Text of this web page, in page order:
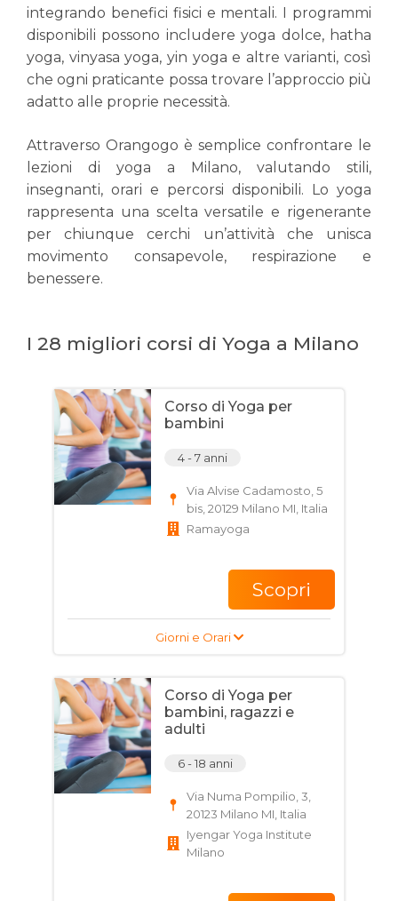
integrando benefici fisici e mentali. I programmi
disponibili possono includere yoga dolce, hatha
yoga, vinyasa yoga, yin yoga e altre varianti, così
che ogni praticante possa trovare l’approccio più
adatto alle proprie necessità.
Attraverso Orangogo è semplice confrontare le
lezioni di yoga a Milano, valutando stili,
insegnanti, orari e percorsi disponibili. Lo yoga
rappresenta una scelta versatile e rigenerante
per chiunque cerchi un’attività che unisca
movimento consapevole, respirazione e
benessere.
I 28 migliori corsi di Yoga a Milano
Corso di Yoga per
bambini
4 - 7 anni
Via Alvise Cadamosto, 5
bis, 20129 Milano MI, Italia
Ramayoga
Scopri
Giorni e Orari
Corso di Yoga per
bambini, ragazzi e
adulti
6 - 18 anni
Via Numa Pompilio, 3,
20123 Milano MI, Italia
Iyengar Yoga Institute
Milano